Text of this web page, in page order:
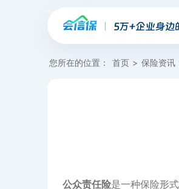
您所在的位置： 首页 > 保险资讯
公众责任险是一种保险形